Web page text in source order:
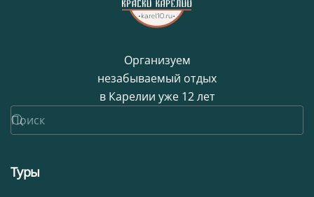
Организуем
незабываемый отдых
в Карелии уже 12 лет
Туры